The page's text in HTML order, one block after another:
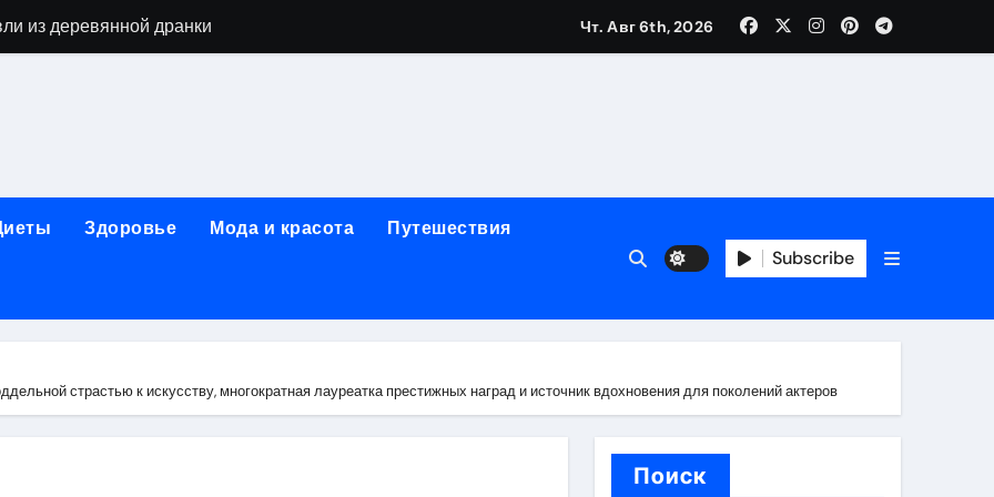
из деревянной дранки
аппаратов для электроэпиляции
направления медицинского центра
Стрешневе
зависимости: медицинские, психотерапевтические и социальные
Чт. Авг 6th, 2026
Здоровье Мода и красота Путешествия
Subscribe
страстью к искусству, многократная лауреатка престижных наград и источник вдохновения для поколений актеров
Поиск